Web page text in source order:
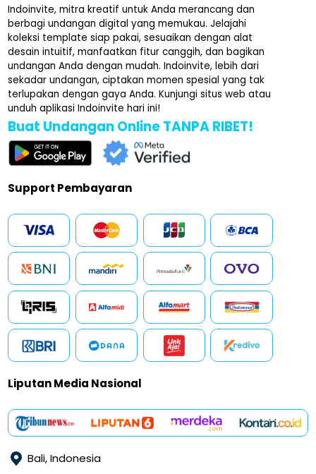
Indoinvite, mitra kreatif untuk Anda merancang dan
berbagi undangan digital yang memukau. Jelajahi
koleksi template siap pakai, sesuaikan dengan alat
desain intuitif, manfaatkan fitur canggih, dan bagikan
undangan Anda dengan mudah. Indoinvite, lebih dari
sekadar undangan, ciptakan momen spesial yang tak
terlupakan dengan gaya Anda. Kunjungi situs web atau
unduh aplikasi Indoinvite hari ini!
Buat Undangan Online TANPA RIBET!
Support Pembayaran
Liputan Media Nasional
Bali, Indonesia